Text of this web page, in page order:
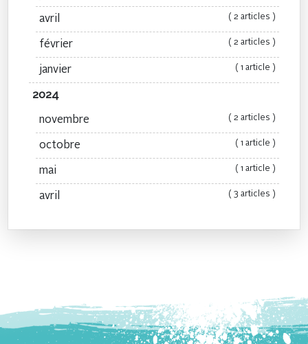
avril ( 2 articles )
février ( 2 articles )
janvier ( 1 article )
2024
novembre ( 2 articles )
octobre ( 1 article )
mai ( 1 article )
avril ( 3 articles )